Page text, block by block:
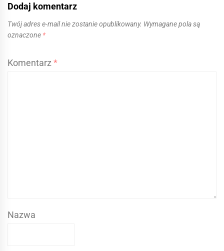
Dodaj komentarz
Twój adres e-mail nie zostanie opublikowany. Wymagane pola są
oznaczone *
Komentarz *
Nazwa